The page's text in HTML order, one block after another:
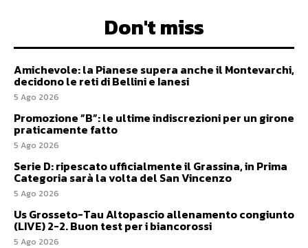
Don't miss
Amichevole: la Pianese supera anche il Montevarchi,
decidono le reti di Bellini e Ianesi
5 Ago 2026
Promozione ”B”: le ultime indiscrezioni per un girone
praticamente fatto
5 Ago 2026
Serie D: ripescato ufficialmente il Grassina, in Prima
Categoria sarà la volta del San Vincenzo
5 Ago 2026
Us Grosseto-Tau Altopascio allenamento congiunto
(LIVE) 2-2. Buon test per i biancorossi
5 Ago 2026